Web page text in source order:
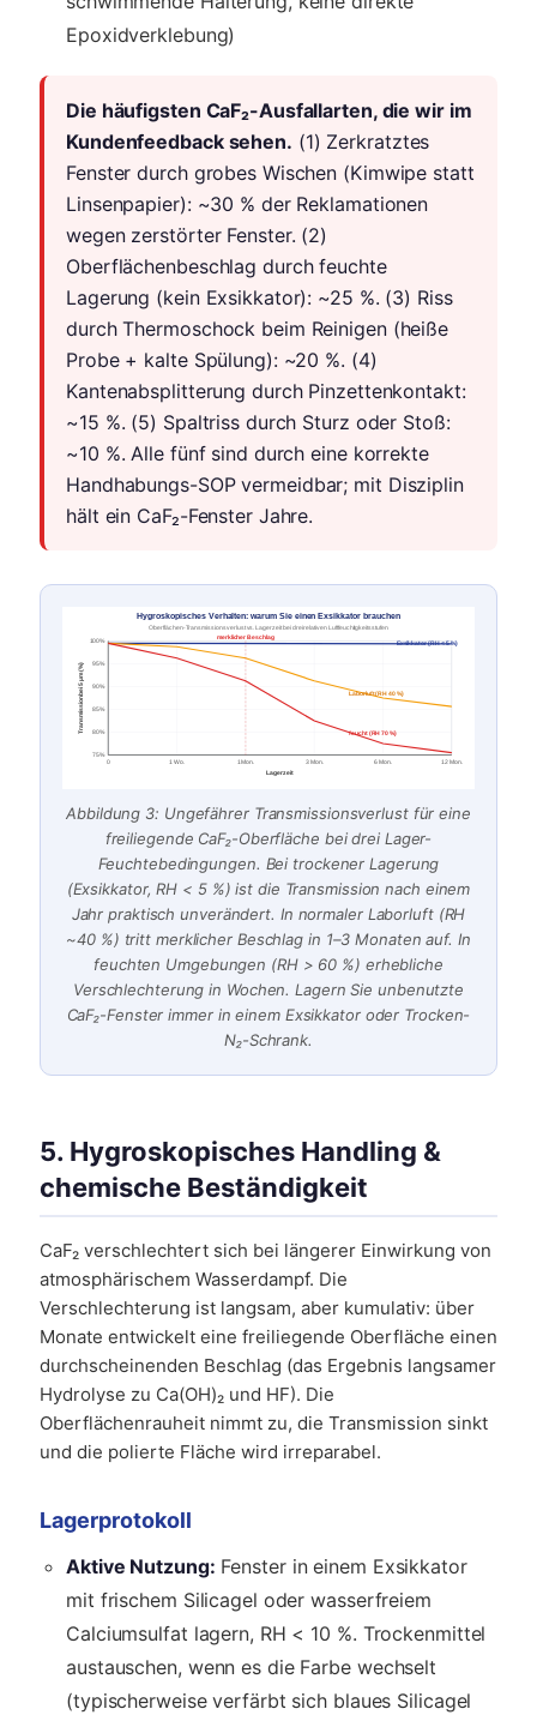
Epoxidverklebung)
Die häufigsten CaF₂-Ausfallarten, die wir im
Kundenfeedback sehen. (1) Zerkratztes
Fenster durch grobes Wischen (Kimwipe statt
Linsenpapier): ~30 % der Reklamationen
wegen zerstörter Fenster. (2)
Oberflächenbeschlag durch feuchte
Lagerung (kein Exsikkator): ~25 %. (3) Riss
durch Thermoschock beim Reinigen (heiße
Probe + kalte Spülung): ~20 %. (4)
Kantenabsplitterung durch Pinzettenkontakt:
~15 %. (5) Spaltriss durch Sturz oder Stoß:
~10 %. Alle fünf sind durch eine korrekte
Handhabungs-SOP vermeidbar; mit Disziplin
hält ein CaF₂-Fenster Jahre.
Hygroskopisches Verhalten: warum Sie einen Exsikkator brauchen
Oberflächen-Transmissionsverlust vs. Lagerzeit bei drei relativen Luftfeuchtigkeitsstufen
0 1 Wo. 1 Mon. 3 Mon. 6 Mon. 12 Mon.
Lagerzeit
100%
95%
90%
85%
80%
75%
Transmission bei 5 µm (%)
Exsikkator (RH < 5 %)
Laborluft (RH 40 %)
feucht (RH 70 %)
merklicher Beschlag
Abbildung 3: Ungefährer Transmissionsverlust für eine
freiliegende CaF₂-Oberfläche bei drei Lager-
Feuchtebedingungen. Bei trockener Lagerung
(Exsikkator, RH < 5 %) ist die Transmission nach einem
Jahr praktisch unverändert. In normaler Laborluft (RH
~40 %) tritt merklicher Beschlag in 1–3 Monaten auf. In
feuchten Umgebungen (RH > 60 %) erhebliche
Verschlechterung in Wochen. Lagern Sie unbenutzte
CaF₂-Fenster immer in einem Exsikkator oder Trocken-
N₂-Schrank.
5. Hygroskopisches Handling &
chemische Beständigkeit
CaF₂ verschlechtert sich bei längerer Einwirkung von
atmosphärischem Wasserdampf. Die
Verschlechterung ist langsam, aber kumulativ: über
Monate entwickelt eine freiliegende Oberfläche einen
durchscheinenden Beschlag (das Ergebnis langsamer
Hydrolyse zu Ca(OH)₂ und HF). Die
Oberflächenrauheit nimmt zu, die Transmission sinkt
und die polierte Fläche wird irreparabel.
Lagerprotokoll
Aktive Nutzung: Fenster in einem Exsikkator
mit frischem Silicagel oder wasserfreiem
Calciumsulfat lagern, RH < 10 %. Trockenmittel
austauschen, wenn es die Farbe wechselt
(typischerweise verfärbt sich blaues Silicagel